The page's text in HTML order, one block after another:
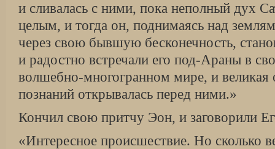
и сливалась с ними, пока неполный дух
целым, и тогда он, поднимаясь над
через свою бывшую бесконечность,
и радостно встречали его под-Араны в
волшебно-многогранном мире, и великая
познаний открывалась перед ними.»
Кончил свою притчу Эон, и заговорили
«Интересное происшествие. Но сколько